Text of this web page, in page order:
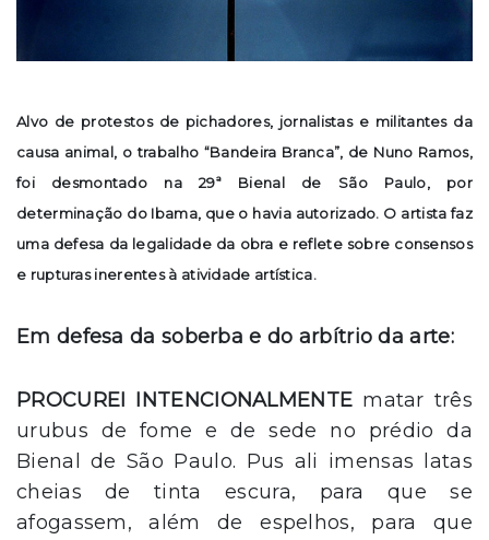
Alvo de protestos de pichadores, jornalistas e militantes da
causa animal, o trabalho “Bandeira Branca”, de Nuno Ramos,
foi desmontado na 29ª Bienal de São Paulo, por
determinação do Ibama, que o havia autorizado. O artista faz
uma defesa da legalidade da obra e reflete sobre consensos
e rupturas inerentes à atividade artística.
Em defesa da soberba e do arbítrio da arte:
PROCUREI INTENCIONALMENTE matar três
urubus de fome e de sede no prédio da
Bienal de São Paulo. Pus ali imensas latas
cheias de tinta escura, para que se
afogassem, além de espelhos, para que